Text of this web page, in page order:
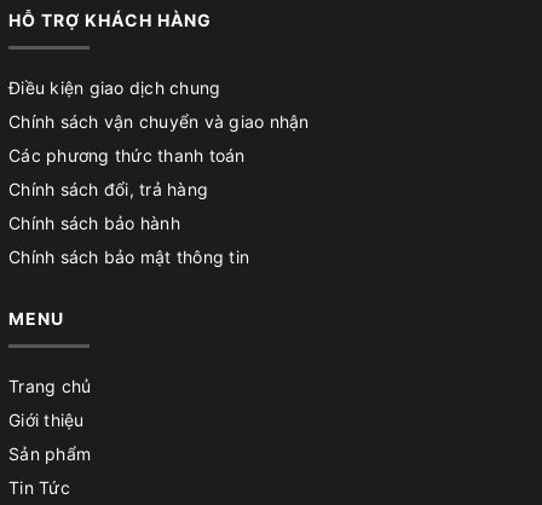
HỖ TRỢ KHÁCH HÀNG
Điều kiện giao dịch chung
Chính sách vận chuyển và giao nhận
Các phương thức thanh toán
Chính sách đổi, trả hàng
Chính sách bảo hành
Chính sách bảo mật thông tin
MENU
Trang chủ
Giới thiệu
Sản phẩm
Tin Tức